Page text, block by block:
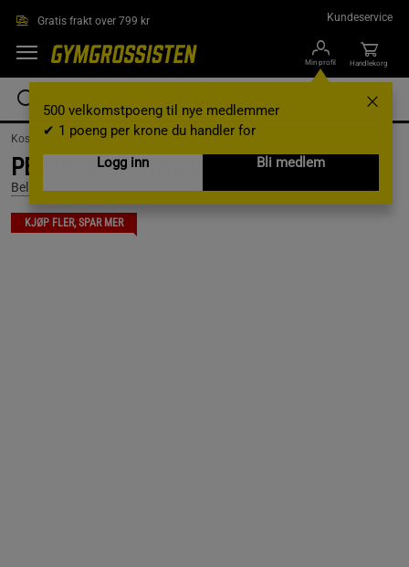
Gratis frakt over 799 kr Kundeservice
Min profil
500 velkomstpoeng til nye medlemmer
✔ 1 poeng per krone du handler for
Logg inn
Bli medlem
Handlekorg
Kosttilskudd / Matvarer /Frø- og Nøttesmør
PB2 Peanøttsmørpulver 184 g
Bell Plantation
KJØP FLER, SPAR MER